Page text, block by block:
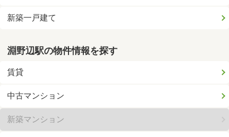
新築一戸建て
淵野辺駅の物件情報を探す
賃貸
中古マンション
新築マンション